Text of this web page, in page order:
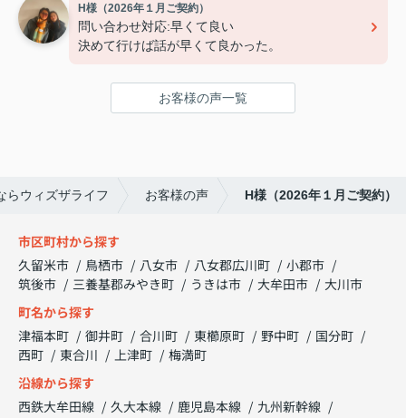
H様（2026年１月ご契約）
問い合わせ対応:早くて良い
決めて行けば話が早くて良かった。
お客様の声一覧
らウィズザライフ お客様の声 H様（2026年１月ご契約）
市区町村から探す
久留米市
鳥栖市 八女市 八女郡広川町
小郡市
筑後市
三養基郡みやき町 うきは市 大牟田市
大川市
町名から探す
津福本町
御井町 合川町 東櫛原町 野中町
国分町
西町
東合川 上津町
梅満町
沿線から探す
西鉄大牟田線
久大本線 鹿児島本線
九州新幹線